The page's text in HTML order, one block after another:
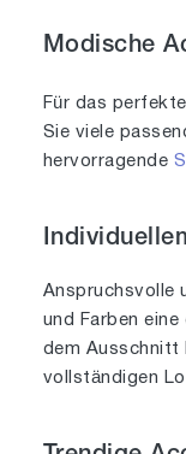
1
1
1
1
Modische
Für das
Sie viele
hervorragende
Anspruchsvolle
und Farben
dem Ausschnitt
vollständigen